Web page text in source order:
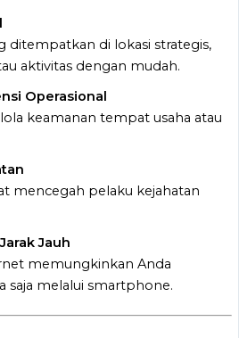
ditempatkan di lokasi strategis,
aktivitas dengan mudah.
Operasional
keamanan tempat usaha atau
mencegah pelaku kejahatan
Jauh
memungkinkan Anda
saja melalui smartphone.